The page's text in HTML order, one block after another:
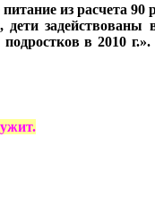
из расчета
подростков в 2010